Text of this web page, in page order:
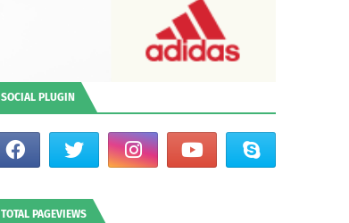
SOCIAL PLUGIN
TOTAL PAGEVIEWS